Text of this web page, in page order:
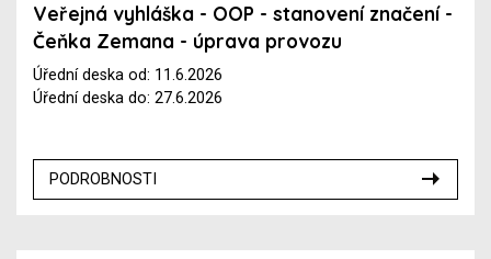
Veřejná vyhláška - OOP - stanovení značení -
Čeňka Zemana - úprava provozu
Úřední deska od: 11.6.2026
Úřední deska do: 27.6.2026
PODROBNOSTI